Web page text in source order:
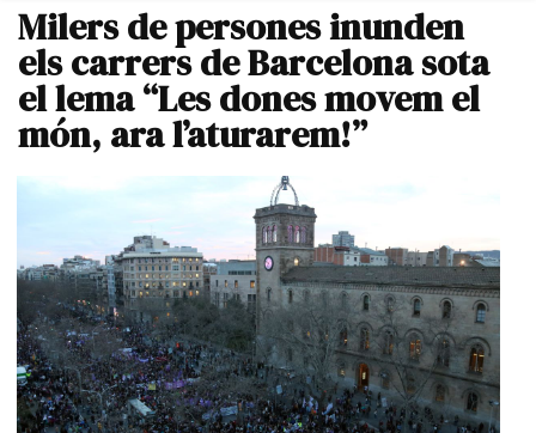
Milers de persones inunden
els carrers de Barcelona sota
el lema “Les dones movem el
món, ara l’aturarem!”